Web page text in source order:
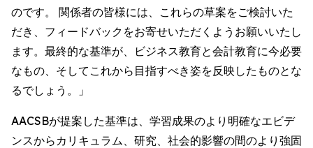
のです。 関係者の皆様には、これらの草案をご検討いた
だき、フィードバックをお寄せいただくようお願いいたし
ます。最終的な基準が、ビジネス教育と会計教育に今必要
なもの、そしてこれから目指すべき姿を反映したものとな
るでしょう。」
AACSBが提案した基準は、学習成果のより明確なエビデ
ンスからカリキュラム、研究、社会的影響の間のより強固